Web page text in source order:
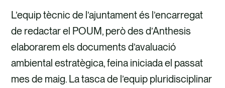
L’equip tècnic de l’ajuntament és l’encarregat
de redactar el POUM, però des d’Anthesis
elaborarem els documents d’avaluació
ambiental estratègica, feina iniciada el passat
mes de maig. La tasca de l’equip pluridisciplinar